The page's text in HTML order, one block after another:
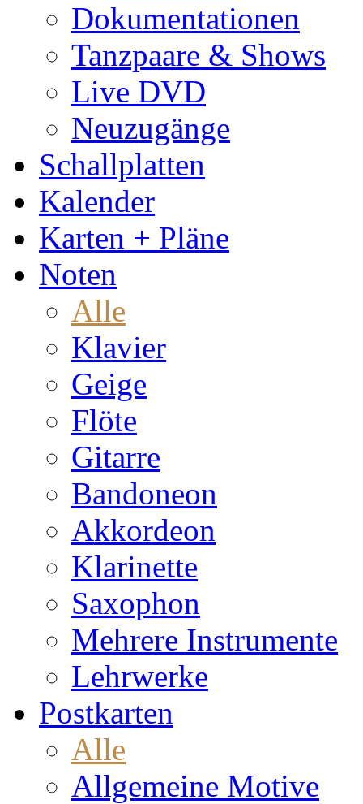
Dokumentationen
Tanzpaare & Shows
Live DVD
Neuzugänge
Schallplatten
Kalender
Karten + Pläne
Noten
Alle
Klavier
Geige
Flöte
Gitarre
Bandoneon
Akkordeon
Klarinette
Saxophon
Mehrere Instrumente
Lehrwerke
Postkarten
Alle
Allgemeine Motive